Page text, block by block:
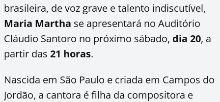
brasileira, de voz grave e talento indiscutível,
Maria Martha se apresentará no Auditório
Cláudio Santoro no próximo sábado, dia 20, a
partir das 21 horas.
Nascida em São Paulo e criada em Campos do
Jordão, a cantora é filha da compositora e